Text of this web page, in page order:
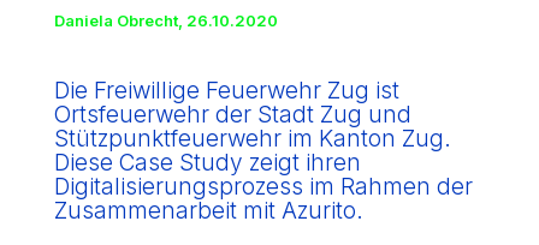
Daniela Obrecht, 26.10.2020
Die Freiwillige Feuerwehr Zug ist
Ortsfeuerwehr der Stadt Zug und
Stützpunktfeuerwehr im Kanton Zug.
Diese Case Study zeigt ihren
Digitalisierungsprozess im Rahmen der
Zusammenarbeit mit Azurito.